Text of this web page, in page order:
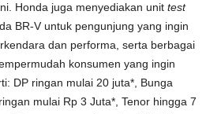
Honda juga menyediakan unit test
BR-V untuk pengunjung yang ingin
dan performa, serta berbagai
konsumen yang ingin
DP ringan mulai 20 juta*, Bunga
mulai Rp 3 Juta*, Tenor hingga 7